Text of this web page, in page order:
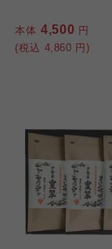
本体 4,500 円
(税込 4,860 円)